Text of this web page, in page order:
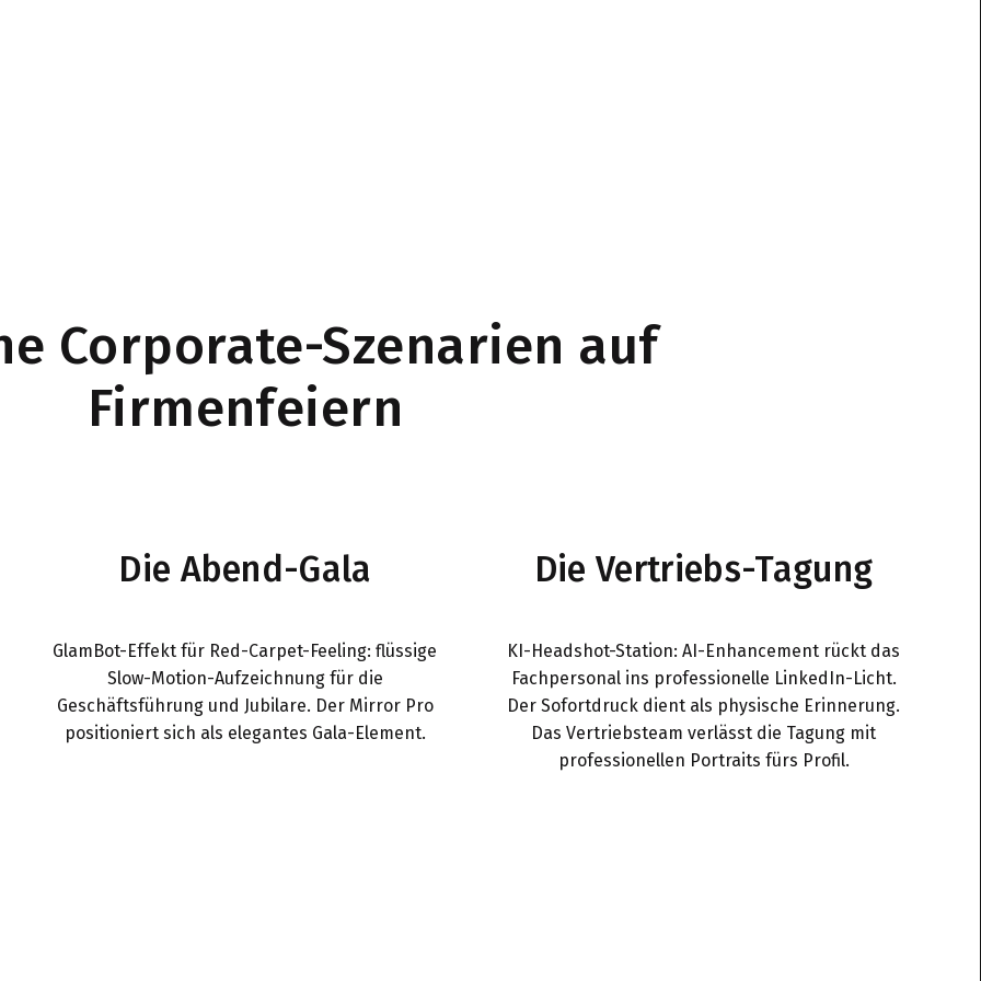
Corporate-Szenarien auf
Firmenfeiern
Die Abend-Gala
GlamBot-Effekt für Red-Carpet-Feeling: flüssige
Slow-Motion-Aufzeichnung für die
Geschäftsführung und Jubilare. Der Mirror Pro
positioniert sich als elegantes Gala-Element.
Die Vertriebs-Tagung
KI-Headshot-Station: AI-Enhancement rückt das
Fachpersonal ins professionelle LinkedIn-Licht.
Der Sofortdruck dient als physische Erinnerung.
Das Vertriebsteam verlässt die Tagung mit
professionellen Portraits fürs Profil.